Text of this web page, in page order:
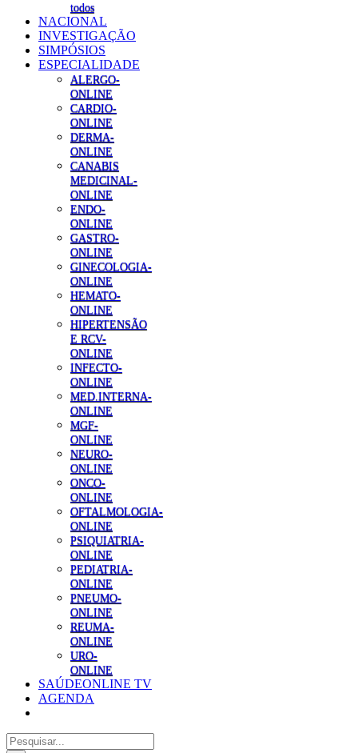
todos
NACIONAL
INVESTIGAÇÃO
SIMPÓSIOS
ESPECIALIDADE
ALERGO-
ONLINE
CARDIO-
ONLINE
DERMA-
ONLINE
CANABIS
MEDICINAL-
ONLINE
ENDO-
ONLINE
GASTRO-
ONLINE
GINECOLOGIA-
ONLINE
HEMATO-
ONLINE
HIPERTENSÃO
E RCV-
ONLINE
INFECTO-
ONLINE
MED.INTERNA-
ONLINE
MGF-
ONLINE
NEURO-
ONLINE
ONCO-
ONLINE
OFTALMOLOGIA-
ONLINE
PSIQUIATRIA-
ONLINE
PEDIATRIA-
ONLINE
PNEUMO-
ONLINE
REUMA-
ONLINE
URO-
ONLINE
SAÚDEONLINE TV
AGENDA
Pesquisar